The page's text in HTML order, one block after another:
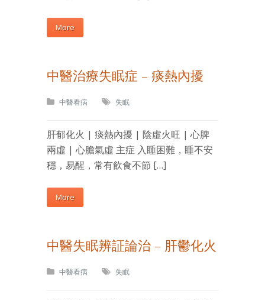
More
中醫治療失眠症 – 痰熱內擾
中醫看病 失眠
肝郁化火 | 痰熱內擾 | 陰虛火旺 | 心脾
兩虛 | 心膽氣虛 主症 入睡困難，睡不安
穩，易醒，常有飲食不節 […]
More
中醫失眠辨証論治 – 肝鬱化火
中醫看病 失眠